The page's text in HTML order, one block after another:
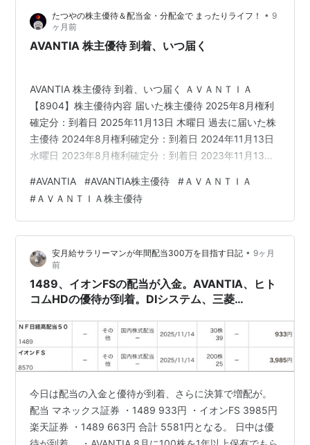
ものは忘れずに返却してもらいます。 よかったら一押し
をお願いします。 人気ブログランキング ランキング参加
中株式投資・FX・マネ…
たつやの株主優待＆配当金・分配金で まったりライフ！ • 9
ヶ月前
AVANTIA 株主優待 到着、いつ届く
AVANTIA 株主優待 到着、いつ届く ＡＶＡＮＴＩＡ
【8904】株主優待内容 届いた株主優待 2025年8月権利
確定分：到着日 2025年11月13日 木曜日 過去に届いた株
主優待 2024年8月権利確定分：到着日 2024年11月13日
水曜日 2023年8月権利確定分：到着日 2023年11月13日
事では、AVANTIAから株主優待が到着したので、いつ届
くか、届いた優待の内容についてブログで紹介します。
ＡＶＡＮＴＩＡ【8904】株主優待内容 権利確定月 8月末
日 株主優待の内容 QUOカード 1年以上継続保有* 100…
#AVANTIA #AVANTIA株主優待 #ＡＶＡＮＴＩＡ
#ＡＶＡＮＴＩＡ株主優待
安月給サラリーマンが年間配当300万を目指す日記 • 9ヶ月
前
1489、イオンFSの配当が入金。AVANTIA、ヒト
コムHDの優待が到着。DIシステム、三菱
今日は配当の入金と優待が到着、さらに決算で増配が。
配当 マネックス証券 ・1489 933円 ・イオンFS 3985円
楽天証券 ・1489 663円 合計 5581円となる。 日中は優